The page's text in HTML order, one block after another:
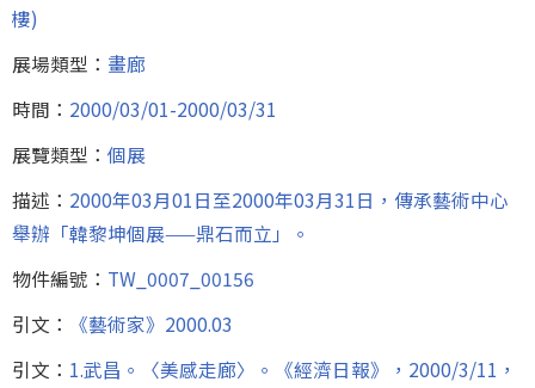
樓)
展場類型： 畫廊
時間： 2000/03/01-2000/03/31
展覽類型： 個展
描述： 2000年03月01日至2000年03月31日，傳承藝術中心
舉辦「韓黎坤個展——鼎石而立」。
物件編號： TW_0007_00156
引文：
《藝術家》2000.03
引文： 1.武昌。〈美感走廊〉。《經濟日報》，2000/3/11，